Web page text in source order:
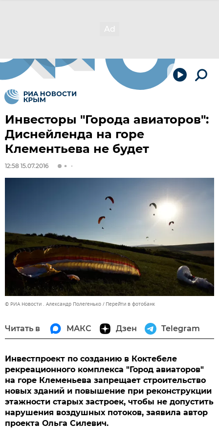
Инвесторы "Города авиаторов":
Диснейленда на горе
Клементьева не будет
12:58 15.07.2016
© РИА Новости . Александр Полегенько Перейти в фотобанк
Читать в МАКС Дзен Telegram
Инвестпроект по созданию в Коктебеле
рекреационного комплекса "Город авиаторов"
на горе Клеменьева запрещает строительство
новых зданий и повышение при реконструкции
этажности старых застроек, чтобы не допустить
нарушения воздушных потоков, заявила автор
проекта Ольга Силевич.